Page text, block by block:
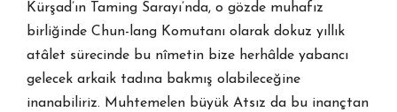
Kürşad’ın Taming Sarayı’nda, o gözde muhafız
birliğinde Chun-lang Komutanı olarak dokuz yıllık
atâlet sürecinde bu nîmetin bize herhâlde yabancı
gelecek arkaik tadına bakmış olabileceğine
inanabiliriz. Muhtemelen büyük Atsız da bu inançtan